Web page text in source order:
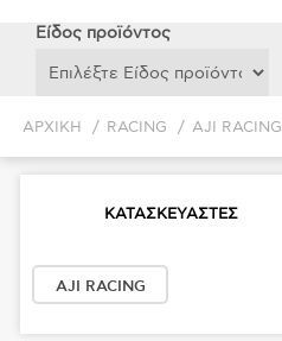
Eίδος προϊόντος
ΑΡΧΙΚΉ / RACING / AJI RACING
ΚΑΤΑΣΚΕΥΑΣΤΈΣ
AJI RACING